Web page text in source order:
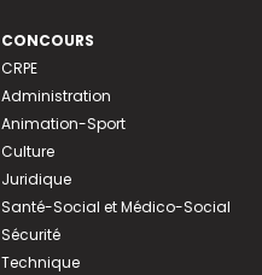
CONCOURS
CRPE
Administration
Animation-Sport
Culture
Juridique
Santé-Social et Médico-Social
Sécurité
Technique